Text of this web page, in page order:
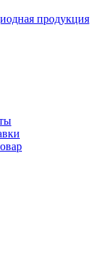
продукция